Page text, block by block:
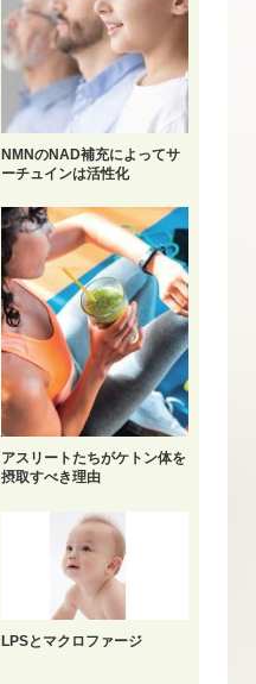
NMNのNAD補充によってサ
ーチュインは活性化
アスリートたちがケトン体を
摂取すべき理由
LPSとマクロファージ